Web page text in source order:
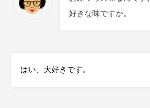
好きな味ですか。
はい、大好きです。